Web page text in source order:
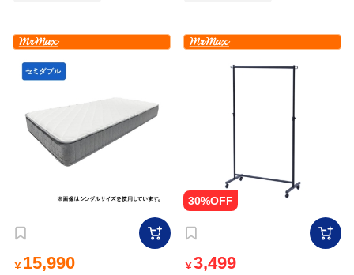
￥ 15,990 ￥3,499